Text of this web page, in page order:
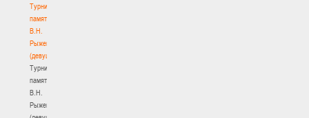
Турнир
памяти
В.Н.
Рыженкова
(девушки)
Турнир
памяти
В.Н.
Рыженкова